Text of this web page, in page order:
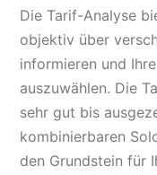
Die Tarif-Analyse
objektiv über
informieren und
auszuwählen. Die
sehr gut bis
kombinierbaren
den Grundstein für